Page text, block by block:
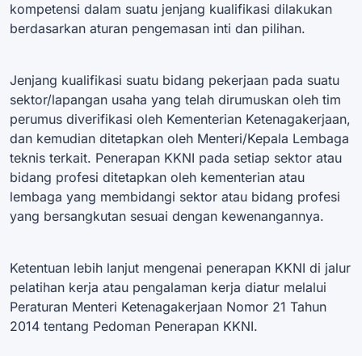
kompetensi dalam suatu jenjang kualifikasi dilakukan
berdasarkan aturan pengemasan inti dan pilihan.
Jenjang kualifikasi suatu bidang pekerjaan pada suatu
sektor/lapangan usaha yang telah dirumuskan oleh tim
perumus diverifikasi oleh Kementerian Ketenagakerjaan,
dan kemudian ditetapkan oleh Menteri/Kepala Lembaga
teknis terkait. Penerapan KKNI pada setiap sektor atau
bidang profesi ditetapkan oleh kementerian atau
lembaga yang membidangi sektor atau bidang profesi
yang bersangkutan sesuai dengan kewenangannya.
Ketentuan lebih lanjut mengenai penerapan KKNI di jalur
pelatihan kerja atau pengalaman kerja diatur melalui
Peraturan Menteri Ketenagakerjaan Nomor 21 Tahun
2014 tentang Pedoman Penerapan KKNI.